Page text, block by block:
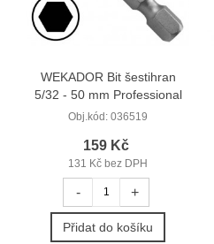
WEKADOR Bit šestihran
5/32 - 50 mm Professional
Obj.kód: 036519
159 Kč
131 Kč bez DPH
- +
Přidat do košíku